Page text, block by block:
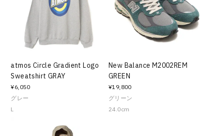
atmos Circle Gradient Logo
Sweatshirt GRAY
¥6,050
グレー
L
New Balance M2002REM
GREEN
¥19,800
グリーン
24.0cm